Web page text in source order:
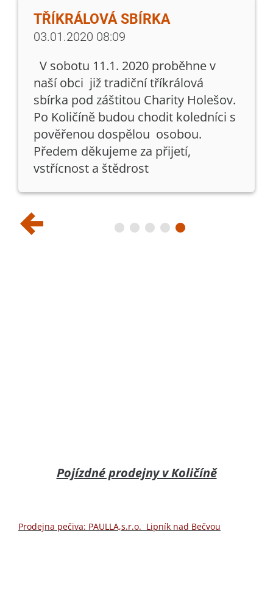
TŘÍKRÁLOVÁ SBÍRKA
03.01.2020 08:09
V sobotu 11.1. 2020 proběhne v
naší obci již tradiční tříkrálová
sbírka pod záštitou Charity Holešov.
Po Količíně budou chodit koledníci s
pověřenou dospělou osobou.
Předem děkujeme za přijetí,
vstřícnost a štědrost
Pojízdné prodejny v Količíně
Prodejna pečiva: PAULLA,s.r.o. Lipník nad Bečvou